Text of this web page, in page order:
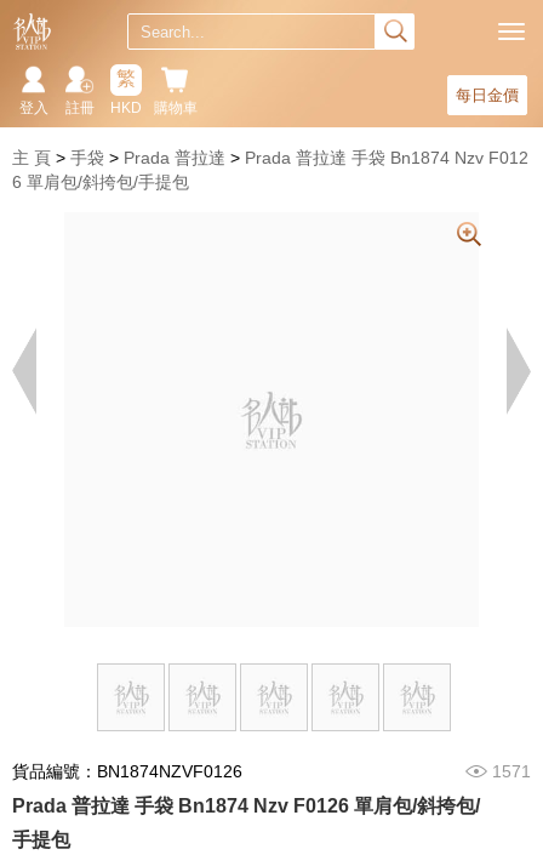
每日金價
購物車
繁
HKD
註冊
登入
主 頁 手袋 Prada 普拉達
Prada 普拉達 手袋 Bn1874 Nzv F012
6 單肩包/斜挎包/手提包
貨品編號：BN1874NZVF0126 1571
Prada 普拉達 手袋 Bn1874 Nzv F0126 單肩包/斜挎包/
手提包